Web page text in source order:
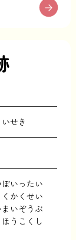
せき
いったい
かくせい
いぞうぶ
うこくし